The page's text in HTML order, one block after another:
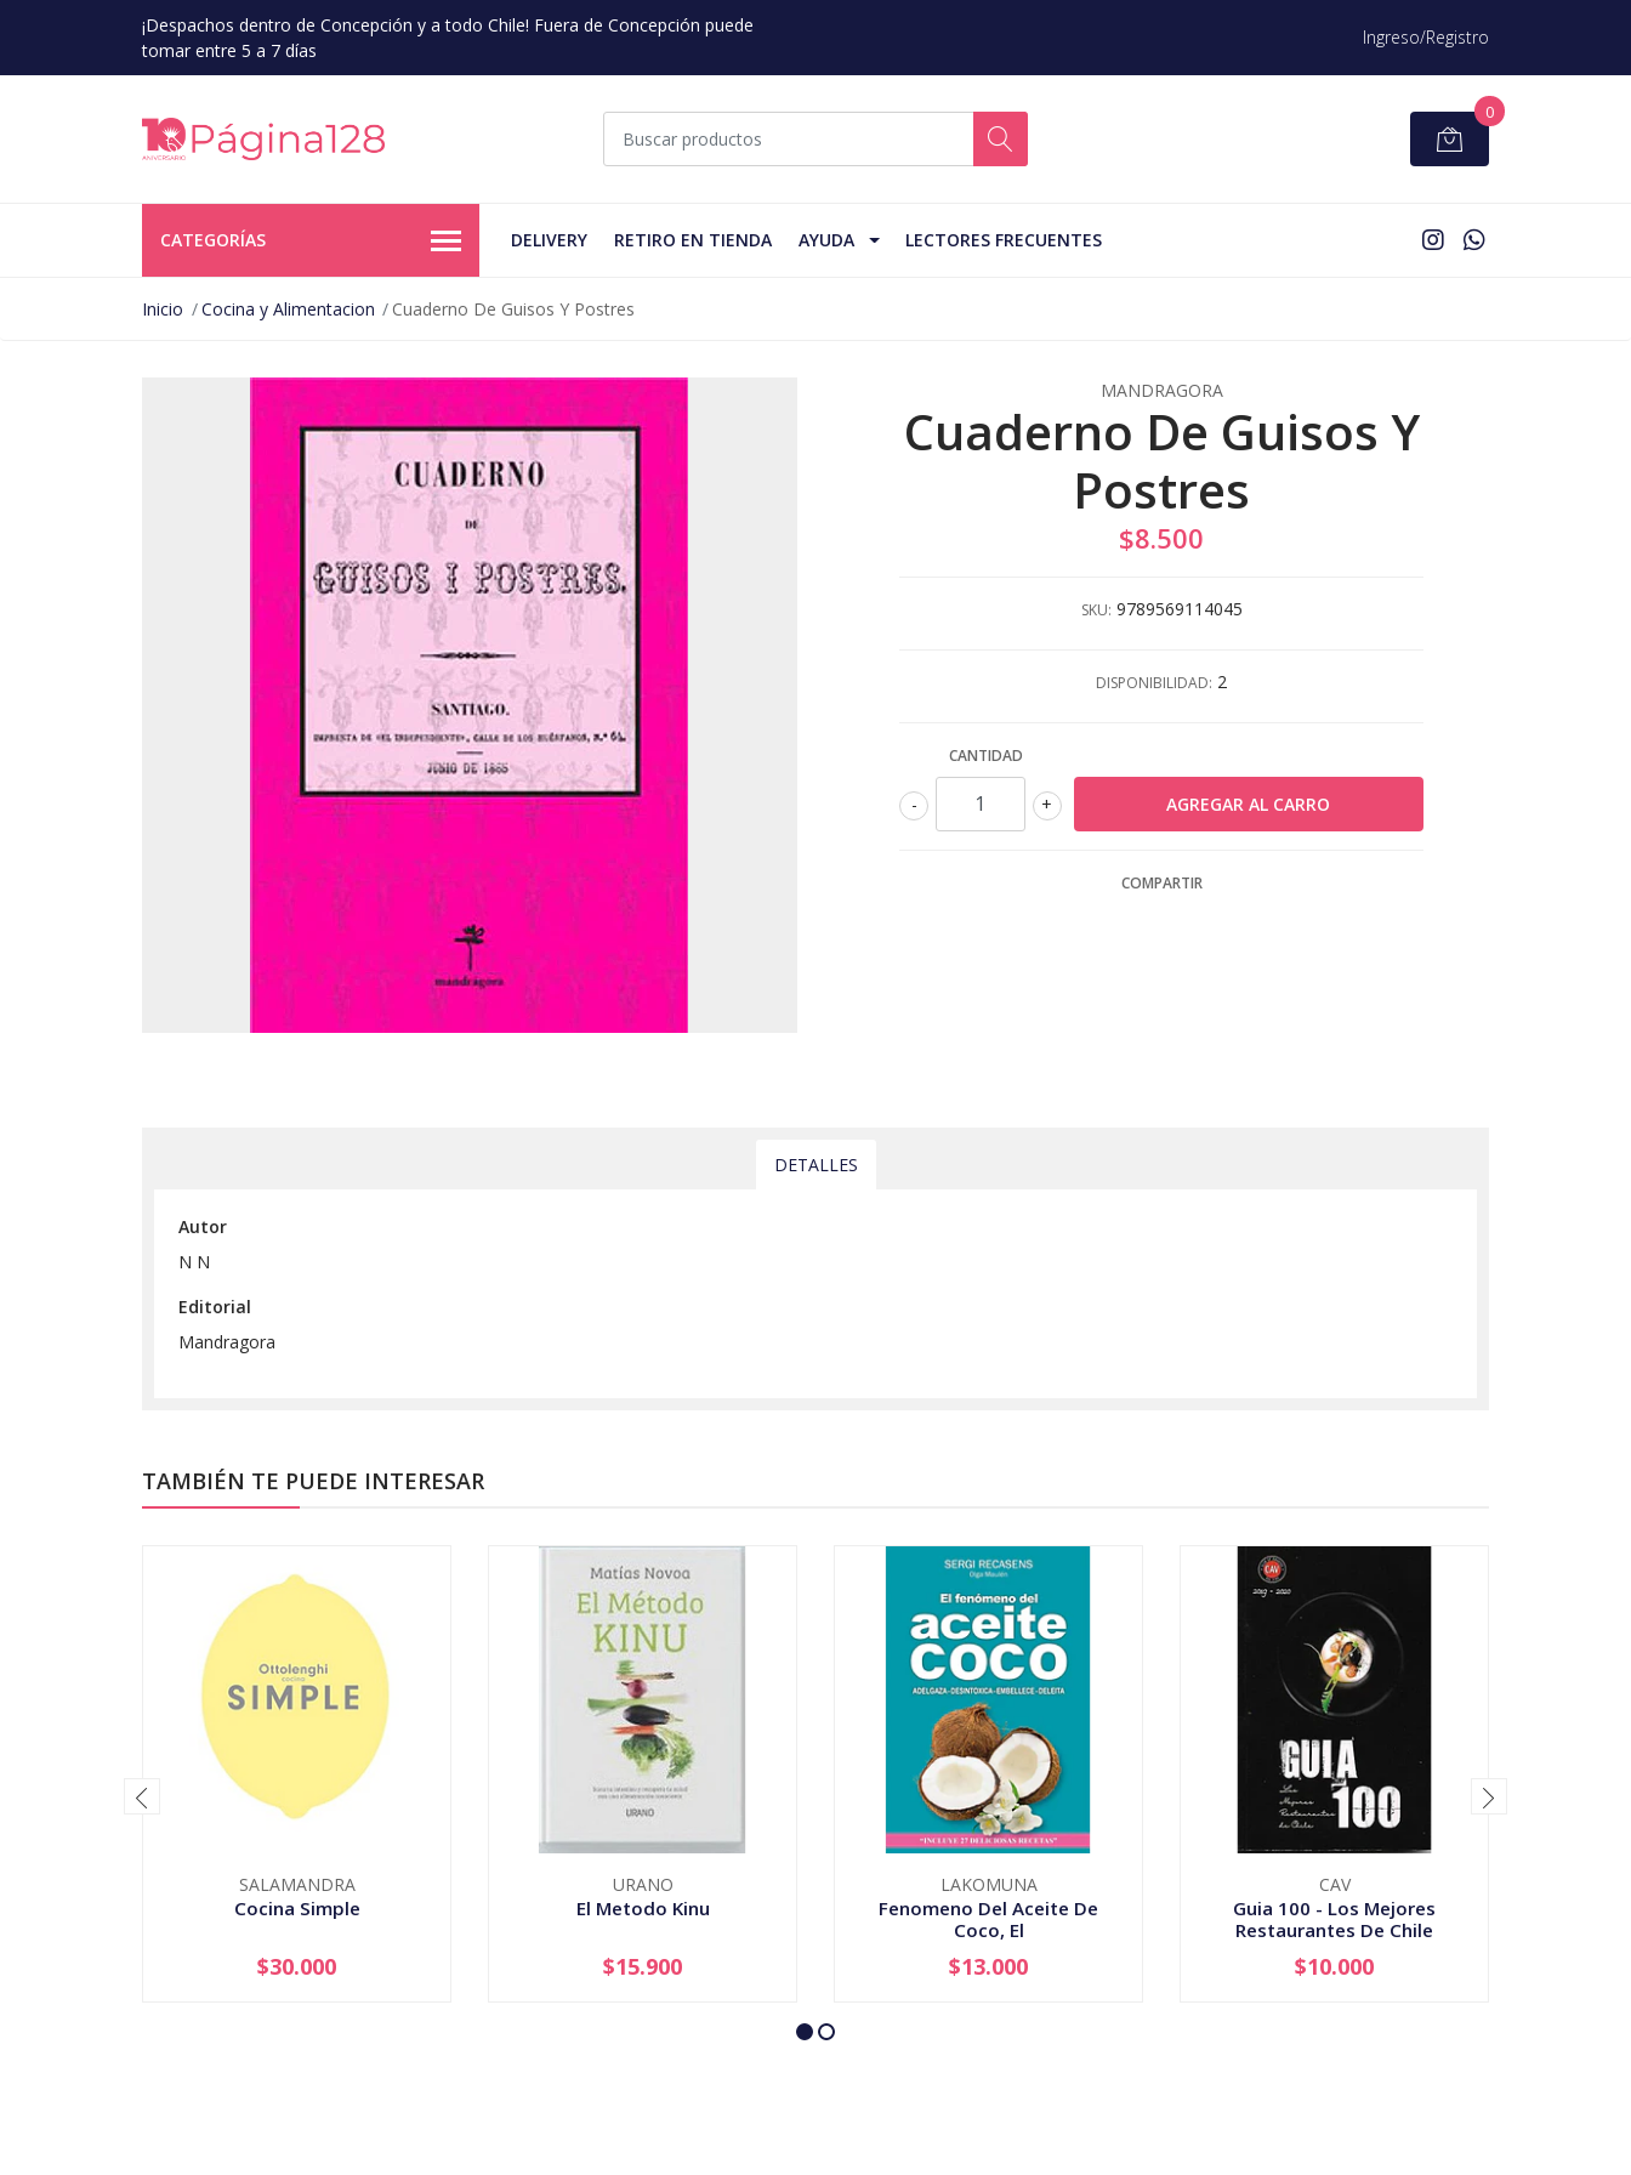
¡Despachos dentro de Concepción y a todo Chile! Fuera de Concepción puede
tomar entre 5 a 7 días
Ingreso/Registro
0
CATEGORÍAS DELIVERY RETIRO EN TIENDA AYUDA LECTORES FRECUENTES
Inicio Cocina y Alimentacion Cuaderno De Guisos Y Postres
MANDRAGORA
Cuaderno De Guisos Y
Postres
$8.500
SKU: 9789569114045
DISPONIBILIDAD: 2
CANTIDAD
+
-
COMPARTIR
DETALLES
Autor
N N
Editorial
Mandragora
TAMBIÉN TE PUEDE INTERESAR
SALAMANDRA
Cocina Simple
AGOTADO
$30.000
URANO
El Metodo Kinu
+
$15.900
LAKOMUNA
Fenomeno Del Aceite De
Coco, El
+
$13.000
CAV
Guia 100 - Los Mejores
Restaurantes De Chile
+
$10.000